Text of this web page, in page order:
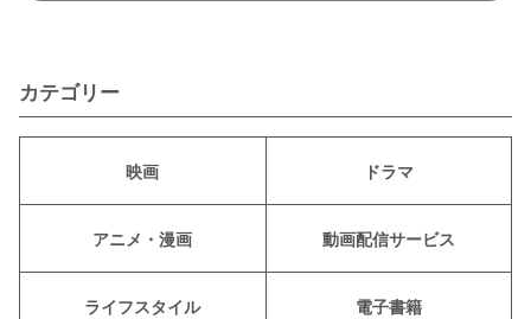
カテゴリー
映画 ドラマ
アニメ・漫画 動画配信サービス
ライフスタイル 電子書籍